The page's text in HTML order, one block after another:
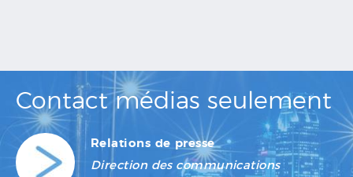
Contact médias seulement
Relations de presse
Direction des communications